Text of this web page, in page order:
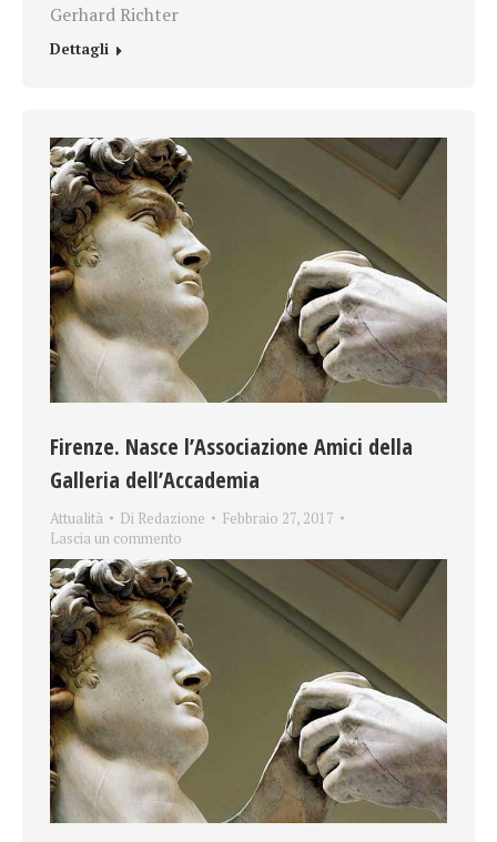
Gerhard Richter
Dettagli
Firenze. Nasce l’Associazione Amici della
Galleria dell’Accademia
Attualità Di Redazione
Febbraio 27, 2017
Lascia un commento